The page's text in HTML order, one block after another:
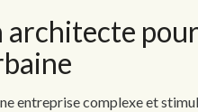
architecte
entreprise complexe et